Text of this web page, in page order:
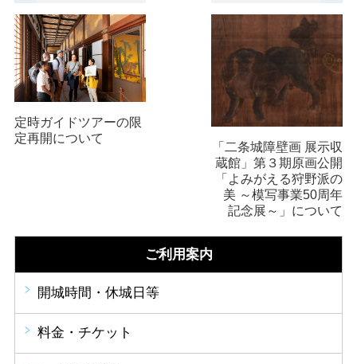
定時ガイドツアーの限
定再開について
「二条城障壁画 展示収
蔵館」第３期原画公開
「よみがえる狩野派の
美 ～模写事業50周年
記念展～」について
ご利用案内
開城時間・休城日等
料金・チケット